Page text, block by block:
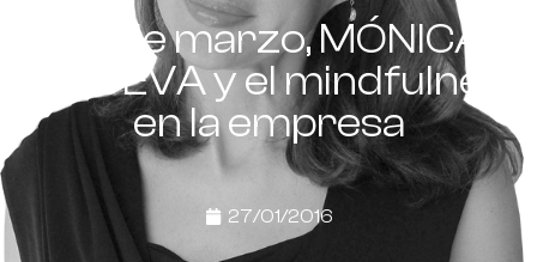
30 de marzo, MÓNICA
ESGUEVA y el mindfulness
en la empresa
27/01/2016